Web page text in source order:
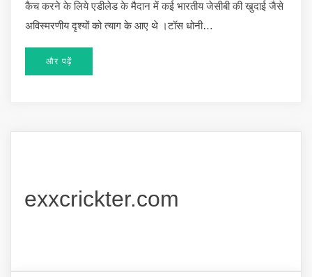
कैच करने के लिये एडीलेड के मैदान में कई भारतीय जेसीबी की खुदाई जैसे
अविस्मरणीय दृश्यों को त्याग के आए थे ।टॉस धोनी…
और पढ़ें
exxcrickter.com